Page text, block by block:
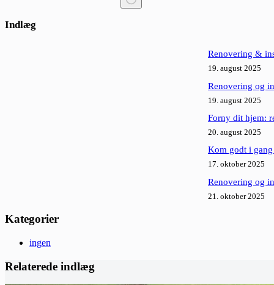
resultater
Indlæg
Renovering &
19. august 2025
Renovering og
19. august 2025
Forny dit hjem:
20. august 2025
Kom godt i
17. oktober 2025
Renovering og
21. oktober 2025
Kategorier
ingen
Relaterede indlæg